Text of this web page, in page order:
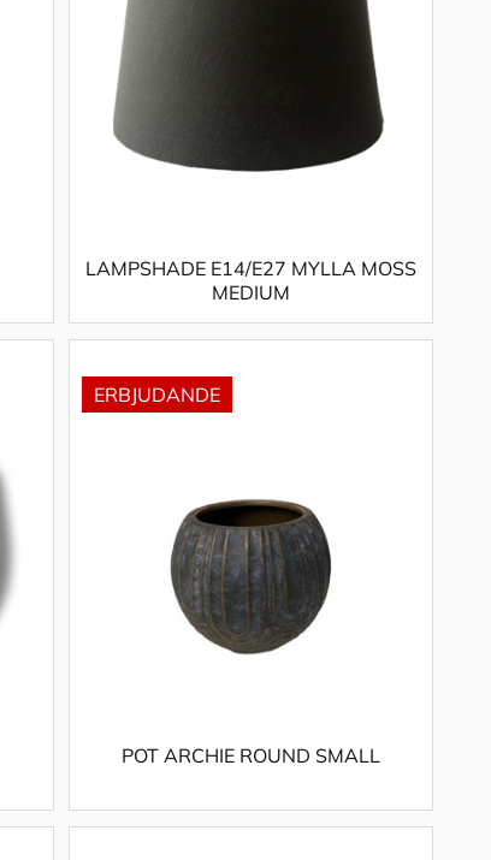
LAMPSHADE E14/E27 MYLLA MOSS
MEDIUM
POT ARCHIE ROUND SMALL